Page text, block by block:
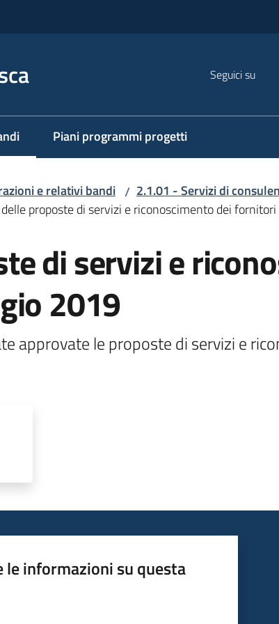
Seguici su
Piani programmi progetti
e relativi bandi / 2.1.01 - Servizi di
proposte di servizi e riconoscimento dei
di servizi e
2019
approvate le proposte di servizi e
le informazioni su questa